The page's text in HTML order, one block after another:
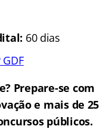
60 dias
Prepare-se com
e mais de 25
públicos.